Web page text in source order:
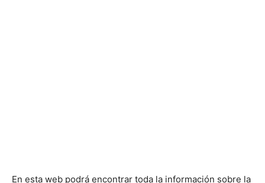
En esta web podrá encontrar toda la información sobre la